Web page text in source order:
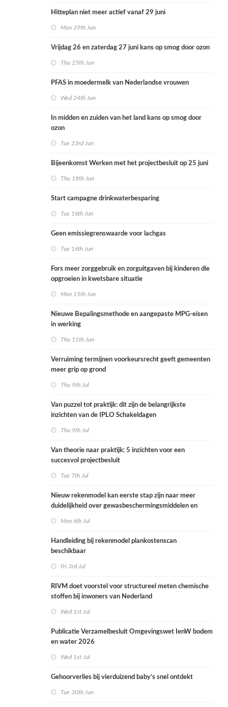
Hitteplan niet meer actief vanaf 29 juni
Mon 29th Jun
Vrijdag 26 en zaterdag 27 juni kans op smog door ozon
Thu 25th Jun
PFAS in moedermelk van Nederlandse vrouwen
Wed 24th Jun
In midden en zuiden van het land kans op smog door
ozon
Tue 23rd Jun
Bijeenkomst Werken met het projectbesluit op 25 juni
Thu 18th Jun
Start campagne drinkwaterbesparing
Tue 16th Jun
Geen emissiegrenswaarde voor lachgas
Tue 16th Jun
Fors meer zorggebruik en zorguitgaven bij kinderen die
opgroeien in kwetsbare situatie
Mon 15th Jun
Nieuwe Bepalingsmethode en aangepaste MPG-eisen
in werking
Thu 11th Jun
Verruiming termijnen voorkeursrecht geeft gemeenten
meer grip op grond
Thu 9th Jul
Van puzzel tot praktijk: dit zijn de belangrijkste
inzichten van de IPLO Schakeldagen
Thu 9th Jul
Van theorie naar praktijk: 5 inzichten voor een
succesvol projectbesluit
Tue 7th Jul
Nieuw rekenmodel kan eerste stap zijn naar meer
duidelijkheid over gewasbeschermingsmiddelen en
Mon 6th Jul
Handleiding bij rekenmodel plankostenscan
beschikbaar
Fri 3rd Jul
RIVM doet voorstel voor structureel meten chemische
stoffen bij inwoners van Nederland
Wed 1st Jul
Publicatie Verzamelbesluit Omgevingswet IenW bodem
en water 2026
Wed 1st Jul
Gehoorverlies bij vierduizend baby’s snel ontdekt
Tue 30th Jun